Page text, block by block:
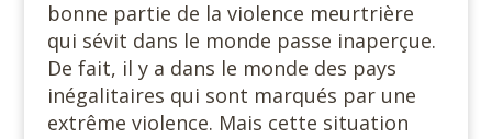
bonne partie de la violence meurtrière
qui sévit dans le monde passe inaperçue.
De fait, il y a dans le monde des pays
inégalitaires qui sont marqués par une
extrême violence. Mais cette situation